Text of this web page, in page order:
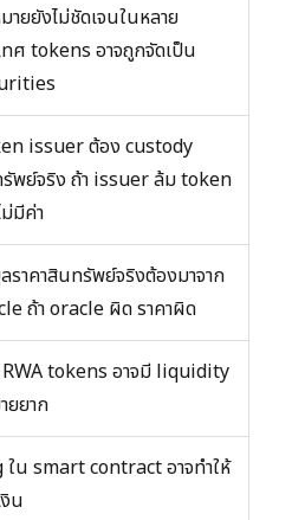
ายยังไม่ชัดเจนในหลาย
ทศ tokens อาจถูกจัดเป็น
issuer ต้อง custody
พย์จริง ถ้า issuer ล้ม token
ม่มีค่า
ราคาสินทรัพย์จริงต้องมาจาก
ถ้า oracle ผิด ราคาผิด
RWA tokens อาจมี liquidity
ยยาก
ใน smart contract อาจทำให้
น